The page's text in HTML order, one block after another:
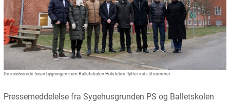
De involverede foran bygningen som Balletskolen Holstebro flytter ind i til sommer
Pressemeddelelse fra Sygehusgrunden PS og Balletskolen